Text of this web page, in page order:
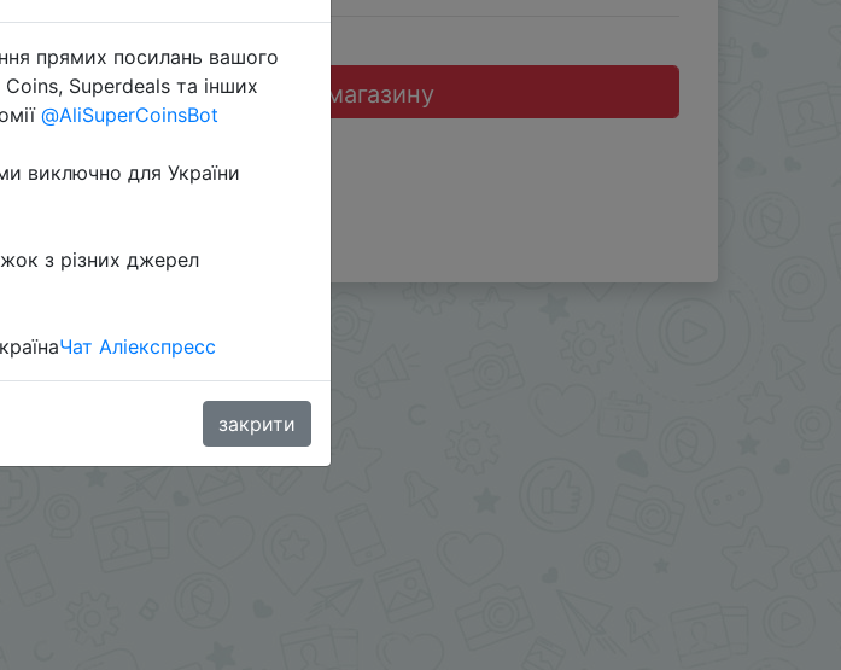
Перейти до магазину
прямих посилань вашого
Superdeals та інших
@AliSuperCoinsBot
виключно для України
з різних джерел
Чат Аліекспресс
закрити